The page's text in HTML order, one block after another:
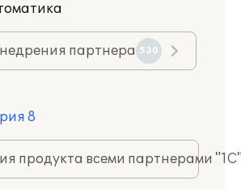
партнера 530
8
продукта всеми партнерами